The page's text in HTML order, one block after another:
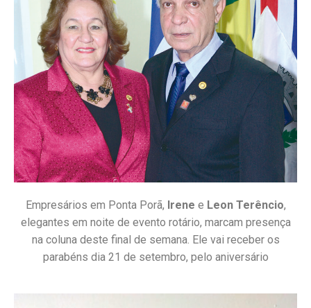
Empresários em Ponta Porã, Irene e Leon Terêncio,
elegantes em noite de evento rotário, marcam presença
na coluna deste final de semana. Ele vai receber os
parabéns dia 21 de setembro, pelo aniversário